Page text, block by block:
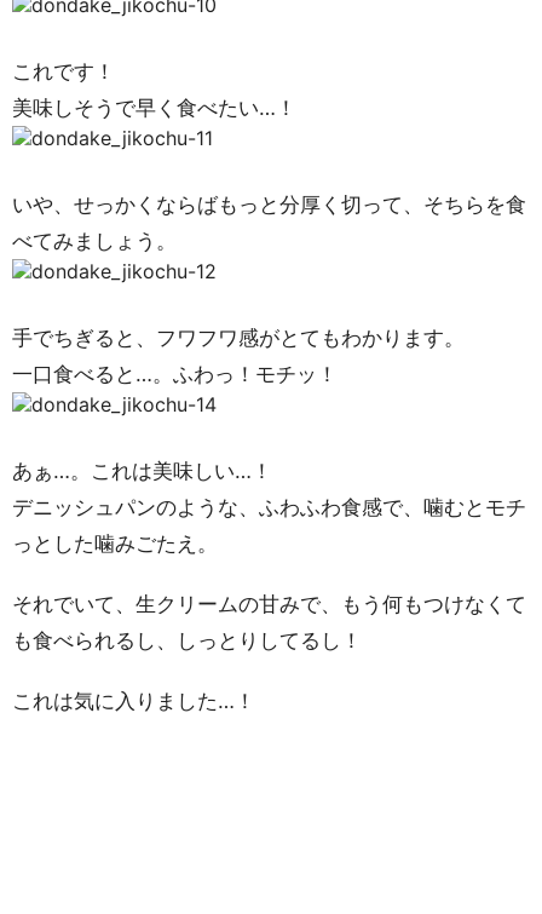
これです！
美味しそうで早く食べたい…！
いや、せっかくならばもっと分厚く切って、そちらを食
べてみましょう。
手でちぎると、フワフワ感がとてもわかります。
一口食べると…。ふわっ！モチッ！
あぁ…。これは美味しい…！
デニッシュパンのような、ふわふわ食感で、噛むとモチ
っとした噛みごたえ。
それでいて、生クリームの甘みで、もう何もつけなくて
も食べられるし、しっとりしてるし！
これは気に入りました…！